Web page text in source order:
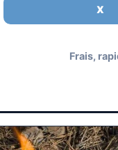
X
Frais,